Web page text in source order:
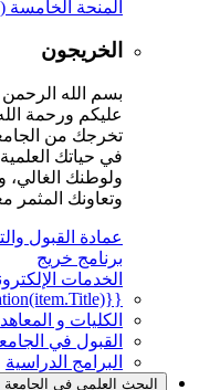
المنحة الخامسة
الخريجون
بسم الله
عليكم ورحمة
تخرجك من
في حياتك
ولوطنك الغالي،
وتعاونك المثمر
عمادة القبول
برنامج خريج
الخدمات
{{mmc.getCurrentTranslation(item.Title)}}
الكليات و المعاهد
القبول في
البرامج الدراسية
البحث العلمي في الجامعة